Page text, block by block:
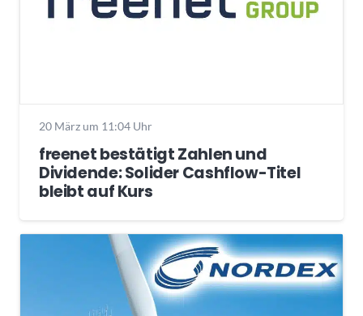
20 März um 11:04 Uhr
freenet bestätigt Zahlen und
Dividende: Solider Cashflow-Titel
bleibt auf Kurs